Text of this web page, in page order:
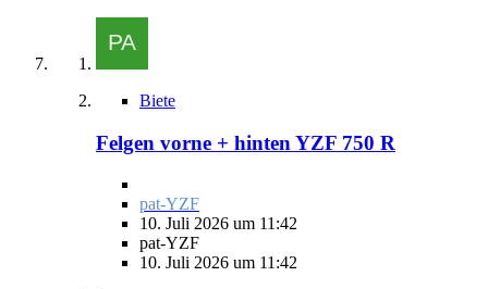
Biete
Felgen vorne + hinten YZF 750 R
pat-YZF
10. Juli 2026 um 11:42
pat-YZF
10. Juli 2026 um 11:42